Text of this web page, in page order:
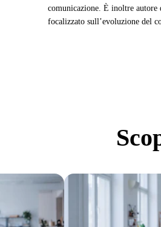
comunicazione. È inoltre autore
focalizzato sull’evoluzione del